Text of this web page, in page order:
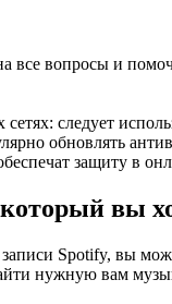
все вопросы и
следует
обновлять
защиту в
вы
Spotify, вы
нужную вам